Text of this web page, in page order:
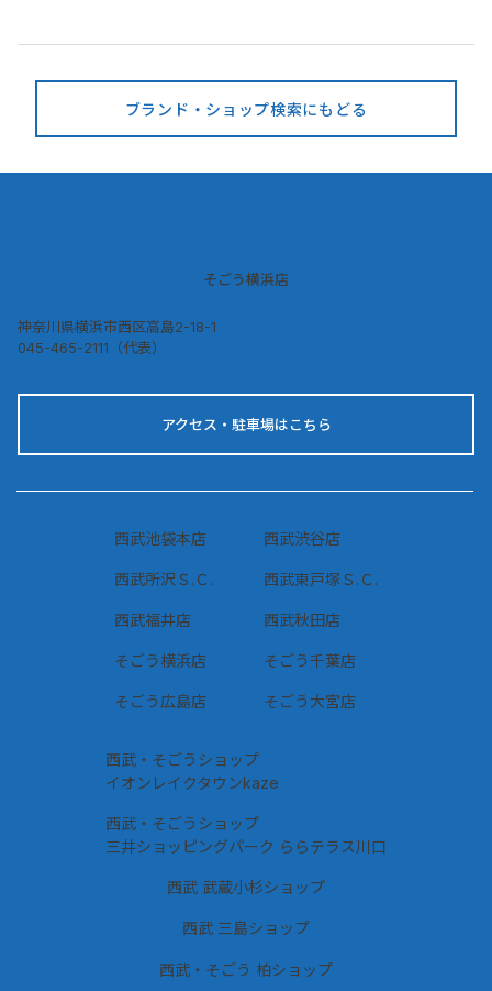
ブランド・ショップ検索にもどる
神奈川県横浜市西区高島2-18-1
045-465-2111（代表）
そごう横浜店
西武池袋本店 西武渋谷店
西武東戸塚Ｓ.Ｃ.
西武所沢Ｓ.Ｃ.
西武福井店 西武秋田店
そごう横浜店 そごう千葉店
そごう大宮店
そごう広島店
西武・そごう 柏ショップ
西武 武蔵小杉ショップ
西武 三島ショップ
西武・そごうショップ
三井ショッピングパーク ららテラス川口
西武・そごうショップ
イオンレイクタウンkaze
アクセス・駐車場はこちら